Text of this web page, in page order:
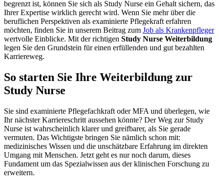
begrenzt ist, können Sie sich als Study Nurse ein Gehalt sichern, das
Ihrer Expertise wirklich gerecht wird. Wenn Sie mehr über die
beruflichen Perspektiven als examinierte Pflegekraft erfahren
möchten, finden Sie in unserem Beitrag zum Job als Krankenpfleger
wertvolle Einblicke. Mit der richtigen Study Nurse Weiterbildung
legen Sie den Grundstein für einen erfüllenden und gut bezahlten
Karriereweg.
So starten Sie Ihre Weiterbildung zur
Study Nurse
Sie sind examinierte Pflegefachkraft oder MFA und überlegen, wie
Ihr nächster Karriereschritt aussehen könnte? Der Weg zur Study
Nurse ist wahrscheinlich klarer und greifbarer, als Sie gerade
vermuten. Das Wichtigste bringen Sie nämlich schon mit:
medizinisches Wissen und die unschätzbare Erfahrung im direkten
Umgang mit Menschen. Jetzt geht es nur noch darum, dieses
Fundament um das Spezialwissen aus der klinischen Forschung zu
erweitern.